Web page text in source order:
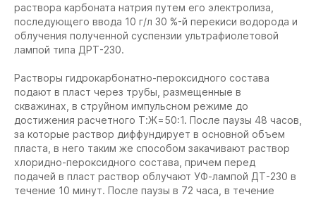
раствора карбоната натрия путем его электролиза,
последующего ввода 10 г/л 30 %-й перекиси водорода и
облучения полученной суспензии ультрафиолетовой
лампой типа ДРТ-230.
Растворы гидрокарбонатно-пероксидного состава
подают в пласт через трубы, размещенные в
скважинах, в струйном импульсном режиме до
достижения расчетного Т:Ж=50:1. После паузы 48 часов,
за которые раствор диффундирует в основной объем
пласта, в него таким же способом закачивают раствор
хлоридно-пероксидного состава, причем перед
подачей в пласт раствор облучают УФ-лампой ДТ-230 в
течение 10 минут. После паузы в 72 часа, в течение